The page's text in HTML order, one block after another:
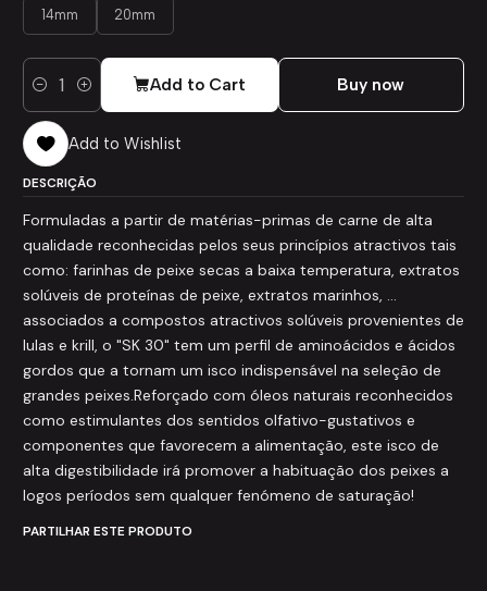
14mm 20mm
Quantity Add to Cart Buy now
Add to Wishlist
DESCRIÇÃO
Formuladas a partir de matérias-primas de carne de alta
qualidade reconhecidas pelos seus princípios atractivos tais
como: farinhas de peixe secas a baixa temperatura, extratos
solúveis de proteínas de peixe, extratos marinhos, ...
associados a compostos atractivos solúveis provenientes de
lulas e krill, o "SK 30" tem um perfil de aminoácidos e ácidos
gordos que a tornam um isco indispensável na seleção de
grandes peixes.Reforçado com óleos naturais reconhecidos
como estimulantes dos sentidos olfativo-gustativos e
componentes que favorecem a alimentação, este isco de
alta digestibilidade irá promover a habituação dos peixes a
logos períodos sem qualquer fenómeno de saturação!
PARTILHAR ESTE PRODUTO